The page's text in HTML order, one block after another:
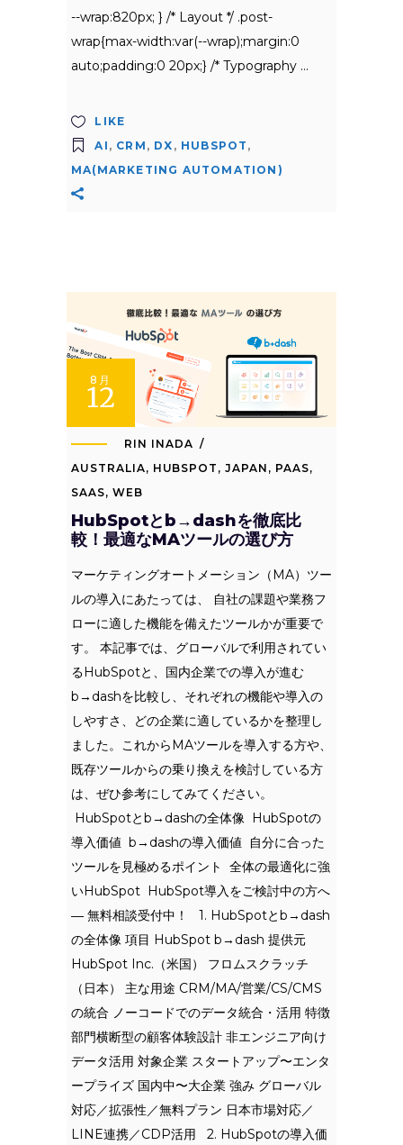
--wrap:820px; } /* Layout */ .post-
wrap{max-width:var(--wrap);margin:0
auto;padding:0 20px;} /* Typography
LIKE
AI , CRM , DX , HUBSPOT ,
MA(MARKETING AUTOMATION)
8月
12
RIN INADA
AUSTRALIA, HUBSPOT ,JAPAN , PAAS,
SAAS, WEB
HubSpotとb→dashを徹底比
較！最適なMAツールの選び方
マーケティングオートメーション（MA）ツー
ルの導入にあたっては、 自社の課題や業務フ
ローに適した機能を備えたツールかが重要で
す。 本記事では、グローバルで利用されてい
るHubSpotと、国内企業での導入が進む
b→dashを比較し、それぞれの機能や導入の
しやすさ、どの企業に適しているかを整理し
ました。これからMAツールを導入する方や、
既存ツールからの乗り換えを検討している方
は、ぜひ参考にしてみてください。
HubSpotとb→dashの全体像 HubSpotの
導入価値 b→dashの導入価値 自分に合った
ツールを見極めるポイント 全体の最適化に強
いHubSpot HubSpot導入をご検討中の方へ
― 無料相談受付中！ 1. HubSpotとb→dash
の全体像 項目 HubSpot b→dash 提供元
HubSpot Inc.（米国） フロムスクラッチ
（日本） 主な用途 CRM/MA/営業/CS/CMS
の統合 ノーコードでのデータ統合・活用 特徴
部門横断型の顧客体験設計 非エンジニア向け
データ活用 対象企業 スタートアップ〜エンタ
ープライズ 国内中〜大企業 強み グローバル
対応／拡張性／無料プラン 日本市場対応／
LINE連携／CDP活用 2. HubSpotの導入価